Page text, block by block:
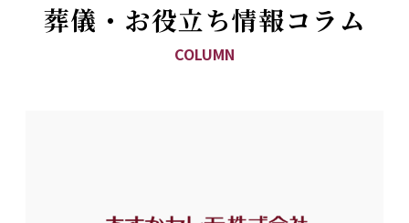
葬儀・お役立ち情報コラム
COLUMN